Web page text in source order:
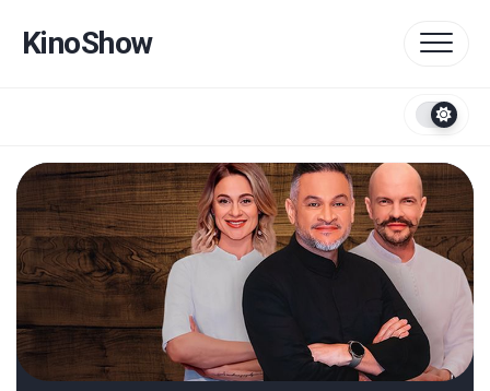
содержанию
KinoShow